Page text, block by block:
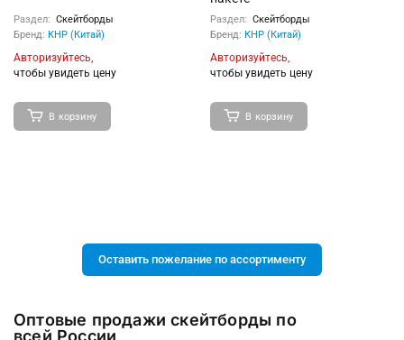
Раздел: Скейтборды
Бренд: КНР (Китай)
Авторизуйтесь,
чтобы увидеть цену
В корзину
Раздел: Скейтборды
Бренд: КНР (Китай)
Авторизуйтесь,
чтобы увидеть цену
В корзину
Оставить пожелание по ассортименту
Оптовые продажи скейтборды по
всей России